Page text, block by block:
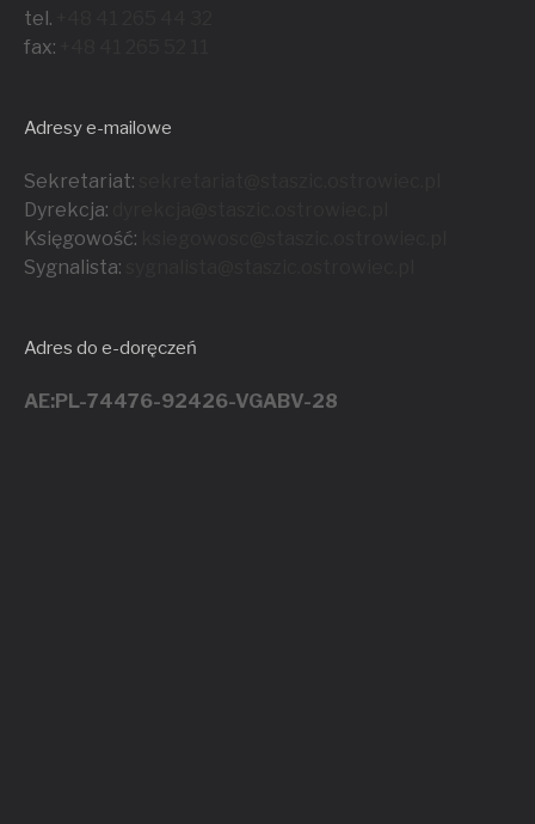
tel.
fax:
Adresy e-mailowe
Sekretariat:
Dyrekcja:
Księgowość:
Sygnalista:
Adres do e-doręczeń
AE:PL-74476-92426-VGABV-28